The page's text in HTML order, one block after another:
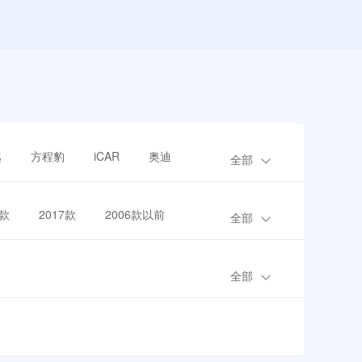
方程豹 iCAR 奥迪 全部
2017款 2006款以前 全部
全部